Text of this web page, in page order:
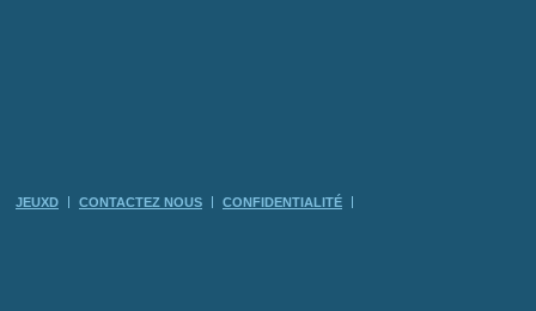
JEUXD CONTACTEZ NOUS CONFIDENTIALITÉ